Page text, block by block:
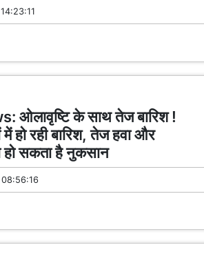
ओलावृष्टि के साथ तेज बारिश !
हो रही बारिश, तेज हवा और
सकता है नुकसान